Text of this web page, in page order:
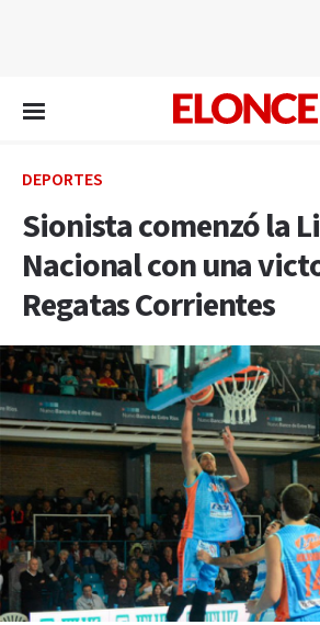
DEPORTES
Sionista comenzó la
Nacional con una
Regatas Corrientes